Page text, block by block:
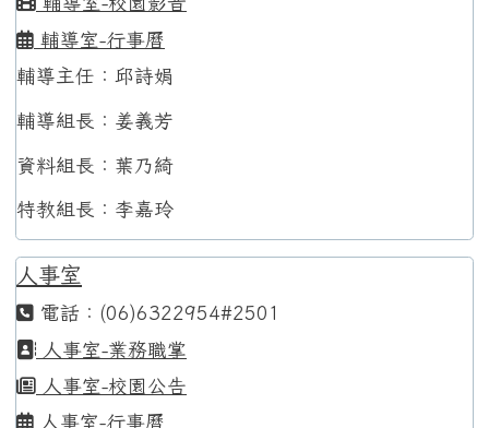
輔導室-行事曆
輔導主任：邱詩娟
輔導組長：姜義芳
資料組長：葉乃綺
特教組長：李嘉玲
人事室
電話：(06)6322954#2501
人事室-業務職掌
人事室-校園公告
人事室-行事曆